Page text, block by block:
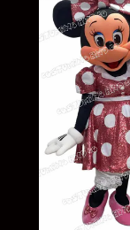
Taille :